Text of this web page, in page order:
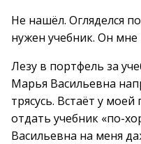
Не нашёл. Огляделся
нужен учебник. Он
Лезу в портфель за
Марья Васильевна
трясусь. Встаёт у
отдать учебник «по-
Васильевна на меня